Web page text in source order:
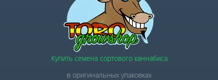
Купить семена сортового каннабиса
в оригинальных упаковках